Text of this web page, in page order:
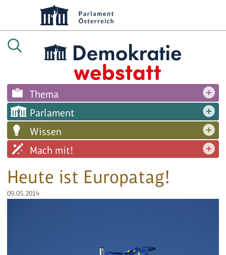
Thema
Parlament
Wissen
Mach mit!
Heute ist Europatag!
09.05.2014